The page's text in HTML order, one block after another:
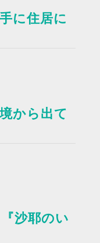
に住居に
から出て
沙耶のい